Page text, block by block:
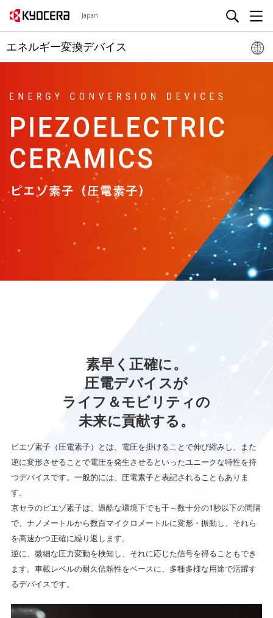
Japan
エネルギー変換デバイス
素早く正確に。
圧電デバイスが
ライフ＆モビリティの
未来に貢献する。
ピエゾ素子（圧電素子）とは、電圧を掛けることで伸び縮みし、
また
逆に変形させることで電圧を発生させると いったユニークな特性を持
つデバイスです。一般的には、圧電素子と表記されることもありま
す。
京セラのピエゾ素子は、過酷な環境下でも千～数十分の1秒以下の間隔
で、 ナノメートルから数百マイクロメートルに変形・振動し、それら
を高速かつ正確に繰り返します。
逆に、微細な圧力変動を検知し、それに応じた信号を得ることもでき
ます。 車載レベルの耐久信頼性をベースに、多種多様な用途で活躍す
るデバイスです。